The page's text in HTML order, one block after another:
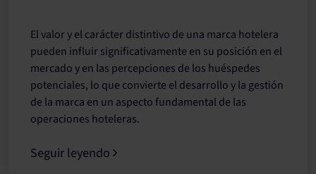
El valor y el carácter distintivo de una marca hotelera
pueden influir significativamente en su posición en el
mercado y en las percepciones de los huéspedes
potenciales, lo que convierte el desarrollo y la gestión
de la marca en un aspecto fundamental de las
operaciones hoteleras.
Seguir leyendo